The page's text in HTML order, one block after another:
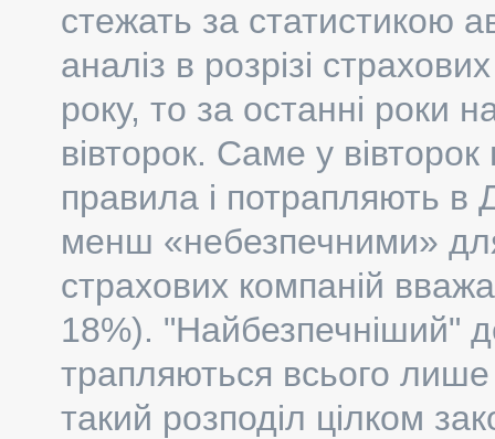
стежать за статистикою
аналіз в розрізі
року, то за останні роки
вівторок. Саме у
правила і потрапляють в
менш «небезпечними»
страхових компаній
18%). "Найбезпечніший"
трапляються всього
такий розподіл цілком